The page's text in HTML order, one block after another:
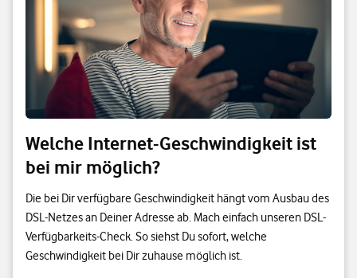
Welche Internet-Geschwindigkeit ist
bei mir möglich?
Die bei Dir verfügbare Geschwindigkeit hängt vom Ausbau des
DSL-Netzes an Deiner Adresse ab. Mach einfach unseren DSL-
Verfügbarkeits-Check. So siehst Du sofort, welche
Geschwindigkeit bei Dir zuhause möglich ist.